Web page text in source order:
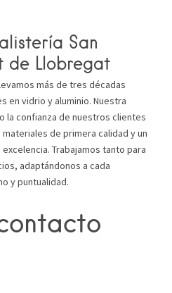
San
de Llobregat
más de tres décadas
en vidrio y aluminio. Nuestra
la confianza de nuestros clientes
de primera calidad y un
Trabajamos tanto para
adaptándonos a cada
y puntualidad.